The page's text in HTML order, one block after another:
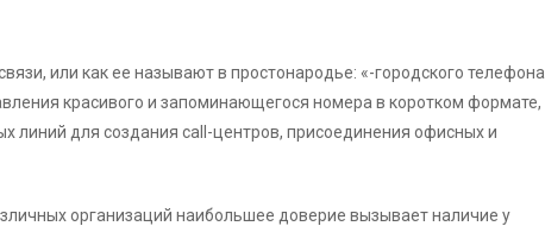
или как ее называют в простонародье: «-городского
красивого и запоминающегося номера в коротком формате,
линий для создания call-центров, присоединения офисных и
организаций наибольшее доверие вызывает наличие у